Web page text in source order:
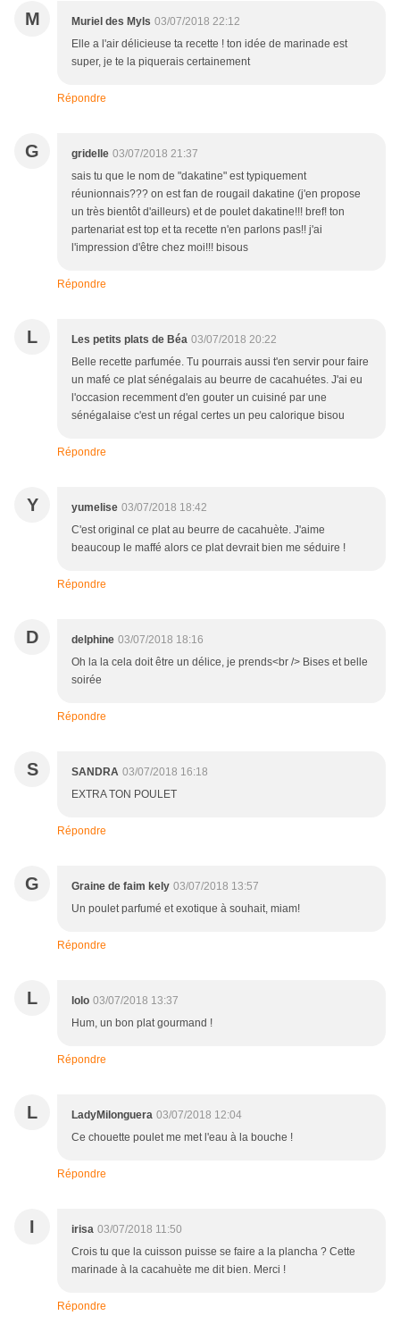
M Muriel des Myls 03/07/2018 22:12
Elle a l'air délicieuse ta recette ! ton idée de marinade est
super, je te la piquerais certainement
Répondre
G gridelle 03/07/2018 21:37
sais tu que le nom de "dakatine" est typiquement
réunionnais??? on est fan de rougail dakatine (j'en propose
un très bientôt d'ailleurs) et de poulet dakatine!!! bref! ton
partenariat est top et ta recette n'en parlons pas!! j'ai
l'impression d'être chez moi!!! bisous
Répondre
L Les petits plats de Béa 03/07/2018 20:22
Belle recette parfumée. Tu pourrais aussi t'en servir pour faire
un mafé ce plat sénégalais au beurre de cacahuétes. J'ai eu
l'occasion recemment d'en gouter un cuisiné par une
sénégalaise c'est un régal certes un peu calorique bisou
Répondre
Y yumelise 03/07/2018 18:42
C'est original ce plat au beurre de cacahuète. J'aime
beaucoup le maffé alors ce plat devrait bien me séduire !
Répondre
D delphine 03/07/2018 18:16
Oh la la cela doit être un délice, je prends<br /> Bises et belle
soirée
Répondre
S SANDRA 03/07/2018 16:18
EXTRA TON POULET
Répondre
G Graine de faim kely 03/07/2018 13:57
Un poulet parfumé et exotique à souhait, miam!
Répondre
L lolo 03/07/2018 13:37
Hum, un bon plat gourmand !
Répondre
L LadyMilonguera 03/07/2018 12:04
Ce chouette poulet me met l'eau à la bouche !
Répondre
I irisa 03/07/2018 11:50
Crois tu que la cuisson puisse se faire a la plancha ? Cette
marinade à la cacahuète me dit bien. Merci !
Répondre